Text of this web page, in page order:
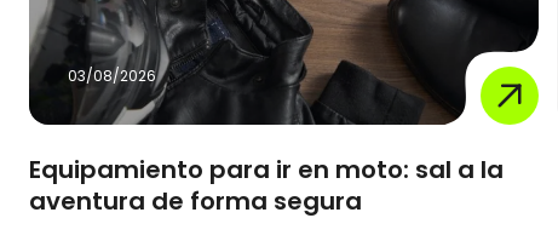
03/08/2026
Equipamiento para ir en moto: sal a la
aventura de forma segura